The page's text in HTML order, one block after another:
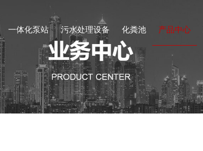
一体化泵站 污水处理设备 化粪池 产品中心